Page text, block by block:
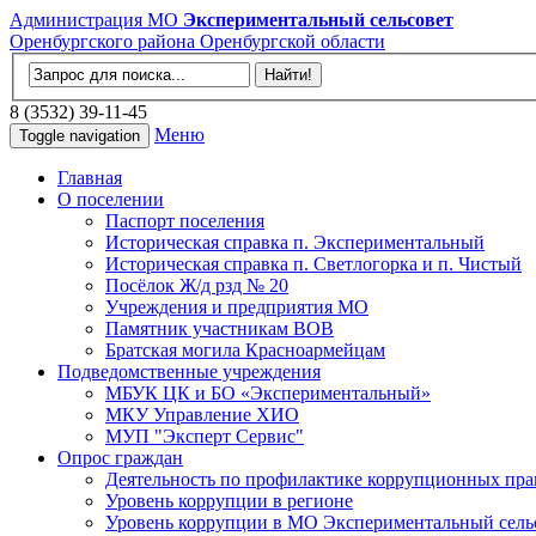
Администрация МО Экспериментальный сельсовет
Оренбургского района Оренбургской области
8 (3532) 39-11-45
Toggle navigation Меню
Главная
О поселении
Паспорт поселения
Историческая справка п. Экспериментальный
Историческая справка п. Светлогорка и п. Чистый
Посёлок Ж/д рзд № 20
Учреждения и предприятия МО
Памятник участникам ВОВ
Братская могила Красноармейцам
Подведомственные учреждения
МБУК ЦК и БО «Экспериментальный»
МКУ Управление ХИО
МУП "Эксперт Сервис"
Опрос граждан
Деятельность по профилактике коррупционных
Уровень коррупции в регионе
Уровень коррупции в МО Экспериментальный